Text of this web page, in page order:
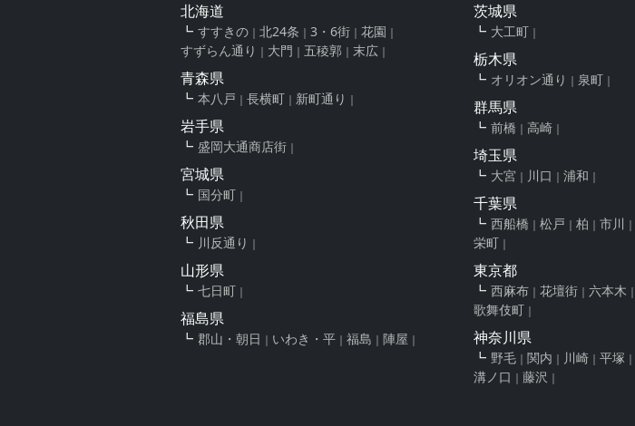
北海道
すすきの 北24条 3・6街
花園
すずらん通り
大門 五稜郭 末広
青森県
本八戸 長横町 新町通り
岩手県
盛岡大通商店街
宮城県
国分町
秋田県
川反通り
山形県
七日町
福島県
郡山・朝日 いわき・平 福島 陣屋
茨城県
大工町
栃木県
オリオン通り 泉町
群馬県
前橋 高崎
埼玉県
大宮 川口 浦和
千葉県
西船橋 松戸 柏 市川
栄町
東京都
西麻布 花壇街 六本木
歌舞伎町
神奈川県
野毛 関内 川崎 平塚
溝ノ口
藤沢